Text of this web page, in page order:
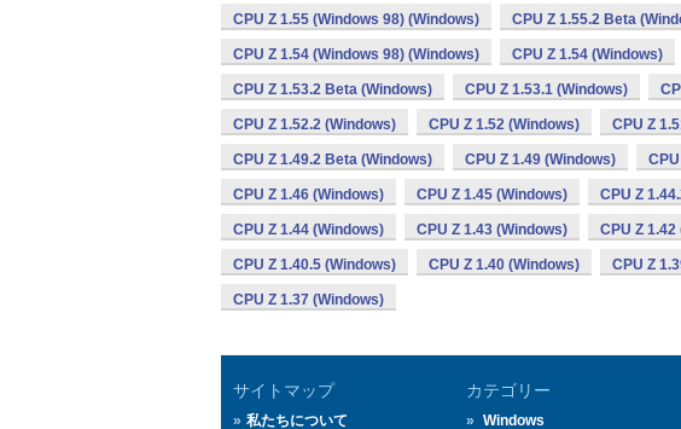
CPU Z 1.55 (Windows 98) (Windows) CPU Z 1.55.2 Beta
CPU Z 1.54 (Windows 98) (Windows) CPU Z 1.54 (Windows)
CPU Z 1.53.2 Beta (Windows) CPU Z 1.53.1 (Windows)
CPU Z 1.52.2 (Windows) CPU Z 1.52 (Windows) CPU Z
CPU Z 1.49.2 Beta (Windows) CPU Z 1.49 (Windows)
CPU Z 1.46 (Windows) CPU Z 1.45 (Windows) CPU Z
CPU Z 1.44 (Windows) CPU Z 1.43 (Windows) CPU Z
CPU Z 1.40.5 (Windows) CPU Z 1.40 (Windows) CPU Z
CPU Z 1.37 (Windows)
サイトマップ
私たちについて
カテゴリー
Windows